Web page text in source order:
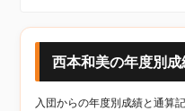
西本和美の年度別
入団からの年度別成績と通算